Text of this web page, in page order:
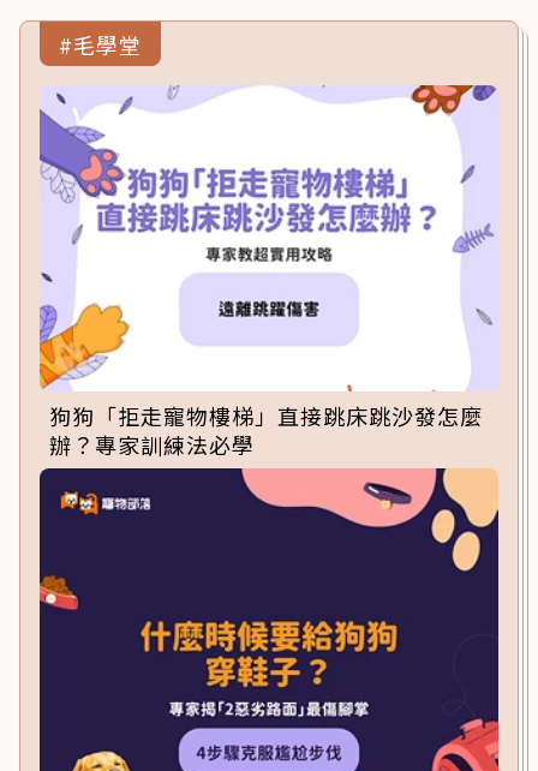
#毛學堂
狗狗「拒走寵物樓梯」直接跳床跳沙發怎麼
辦？專家訓練法必學